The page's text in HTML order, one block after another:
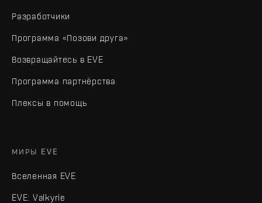
Разработчики
Программа «Позови друга»
Возвращайтесь в EVE
Программа партнёрства
Плексы в помощь
МИРЫ EVE
Вселенная EVE
EVE: Valkyrie